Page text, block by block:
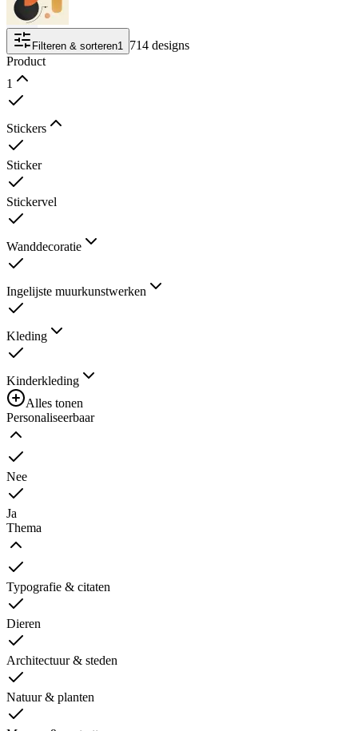
Filteren & sorteren1
714 designs
Product
1
Stickers
Sticker
Stickervel
Wanddecoratie
Ingelijste muurkunstwerken
Kleding
Kinderkleding
Alles tonen
Personaliseerbaar
Nee
Ja
Thema
Typografie & citaten
Dieren
Architectuur & steden
Natuur & planten